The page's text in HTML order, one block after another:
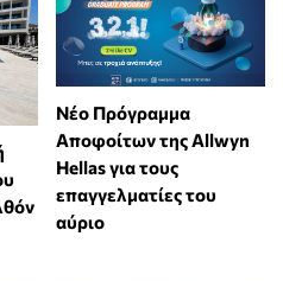
Νέο Πρόγραμμα
Αποφοίτων της Allwyn
Hellas για τους
επαγγελματίες του
αύριο